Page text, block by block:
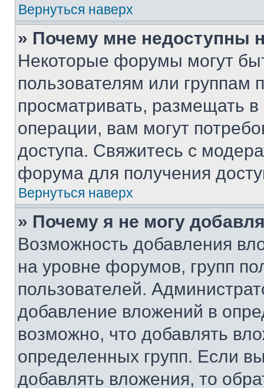
Вернуться наверх
» Почему мне недоступны
Некоторые форумы могут
пользователям или группам
просматривать, размещать
операции, вам могут
доступа. Свяжитесь с
форума для получения
Вернуться наверх
» Почему я не могу
Возможность добавления
на уровне форумов, групп
пользователей.
добавление вложений в
возможно, что добавлять
определенных групп. Если
добавлять вложения, то